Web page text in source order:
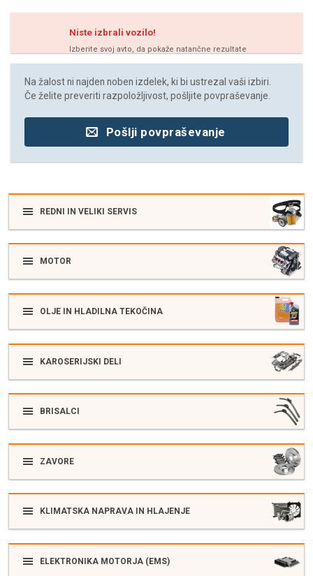
Niste izbrali vozilo!
Izberite svoj avto, da pokaže natančne rezultate
Na žalost ni najden noben izdelek, ki bi ustrezal vaši izbiri.
Če želite preveriti razpoložljivost, pošljite povpraševanje.
Pošlji povpraševanje
REDNI IN VELIKI SERVIS
MOTOR
OLJE IN HLADILNA TEKOČINA
KAROSERIJSKI DELI
BRISALCI
ZAVORE
KLIMATSKA NAPRAVA IN HLAJENJE
ELEKTRONIKA MOTORJA (EMS)